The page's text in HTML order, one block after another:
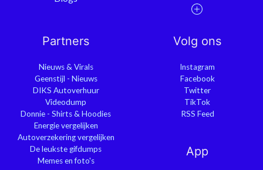
Partners
Nieuws & Virals
Geenstijl - Nieuws
DIKS Autoverhuur
Videodump
Donnie - Shirts & Hoodies
Energie vergelijken
Autoverzekering vergelijken
De leukste gifdumps
Memes en foto's
Volg ons
Instagram
Facebook
Twitter
TikTok
RSS Feed
App